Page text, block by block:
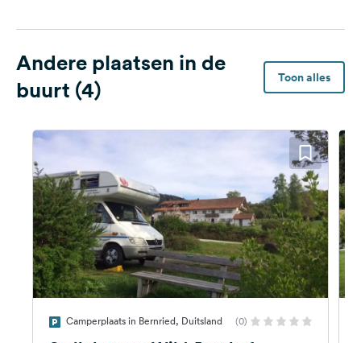
Andere plaatsen in de
buurt (4)
Toon alles
Camperplaats in Bernried, Duitsland (0)